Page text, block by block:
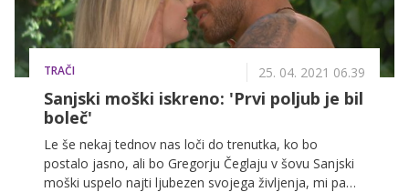
TRAČI 25. 04. 2021 06.39
Sanjski moški iskreno: 'Prvi poljub je bil
boleč'
Le še nekaj tednov nas loči do trenutka, ko bo
postalo jasno, ali bo Gregorju Čeglaju v šovu Sanjski
moški uspelo najti ljubezen svojega življenja, mi pa